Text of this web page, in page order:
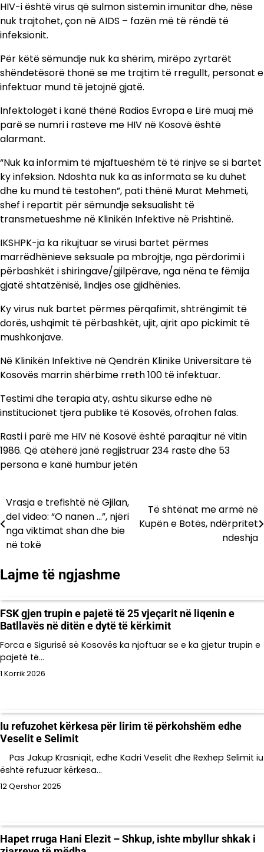
HIV-i është virus që sulmon sistemin imunitar dhe, nëse
nuk trajtohet, çon në AIDS – fazën më të rëndë të
infeksionit.
Për këtë sëmundje nuk ka shërim, mirëpo zyrtarët
shëndetësorë thonë se me trajtim të rregullt, personat e
infektuar mund të jetojnë gjatë.
Infektologët i kanë thënë Radios Evropa e Lirë muaj më
parë se numri i rasteve me HIV në Kosovë është
alarmant.
“Nuk ka informim të mjaftueshëm të të rinjve se si bartet
ky infeksion. Ndoshta nuk ka as informata se ku duhet
dhe ku mund të testohen”, pati thënë Murat Mehmeti,
shef i repartit për sëmundje seksualisht të
transmetueshme në Klinikën Infektive në Prishtinë.
IKSHPK-ja ka rikujtuar se virusi bartet përmes
marrëdhënieve seksuale pa mbrojtje, nga përdorimi i
përbashkët i shiringave/gjilpërave, nga nëna te fëmija
gjatë shtatzënisë, lindjes ose gjidhënies.
Ky virus nuk bartet përmes përqafimit, shtrëngimit të
dorës, ushqimit të përbashkët, ujit, ajrit apo pickimit të
mushkonjave.
Në Klinikën Infektive në Qendrën Klinike Universitare të
Kosovës marrin shërbime rreth 100 të infektuar.
Testimi dhe terapia aty, ashtu sikurse edhe në
institucionet tjera publike të Kosovës, ofrohen falas.
Rasti i parë me HIV në Kosovë është paraqitur në vitin
1986. Që atëherë janë regjistruar 234 raste dhe 53
persona e kanë humbur jetën
Lëvizje
te
postimet
Vrasja e trefishtë në Gjilan,
del video: “O nanen …”, njëri
nga viktimat shan dhe bie
në tokë
Të shtënat me armë në
Kupën e Botës, ndërpritet
ndeshja
Lajme të ngjashme
FSK gjen trupin e pajetë të 25 vjeçarit në liqenin e
Batllavës në ditën e dytë të kërkimit
Forca e Sigurisë së Kosovës ka njoftuar se e ka gjetur trupin e
pajetë të…
1 Korrik 2026
Iu refuzohet kërkesa për lirim të përkohshëm edhe
Veselit e Selimit
Pas Jakup Krasniqit, edhe Kadri Veselit dhe Rexhep Selimit iu
është refuzuar kërkesa…
12 Qershor 2025
Hapet rruga Hani Elezit – Shkup, ishte mbyllur shkak i